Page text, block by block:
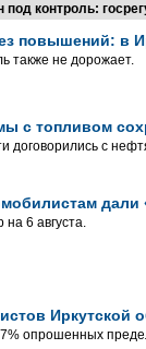
контроль:
повышений: в
также не дорожает.
с топливом
договорились с
6 августа.
Иркутской
опрошенных